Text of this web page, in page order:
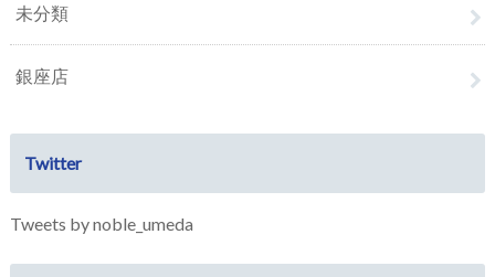
未分類
銀座店
Twitter
Tweets by noble_umeda